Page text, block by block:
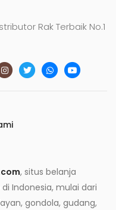
Rak Terbaik No.1
, situs belanja
Indonesia, mulai dari
gondola, gudang,